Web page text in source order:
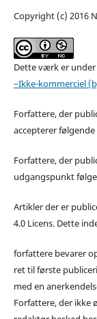
Copyright (c) 2016
Dette værk er
–Ikke-kommerciel
Forfattere, der
accepterer følgende
Forfattere, der
udgangspunkt
Artikler der er
4.0 Licens. Dette
forfattere bevarer
ret til første
med en
Forfattere, der ikke